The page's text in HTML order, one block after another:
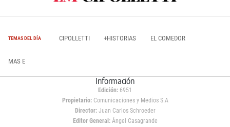
TEMAS DEL DÍA CIPOLLETTI +HISTORIAS EL COMEDOR
MAS E
Información
Edición: 6951
Propietario:Comunicaciones y Medios S.A
Director: Juan Carlos Schroeder
Editor General:Ángel Casagrande